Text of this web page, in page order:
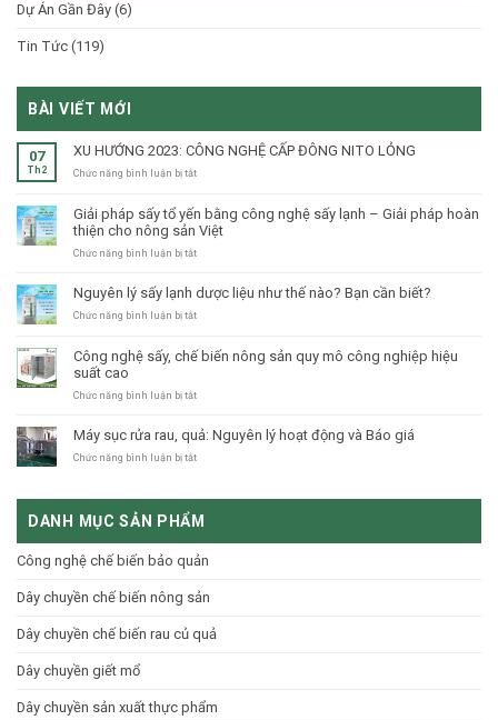
Dự Án Gần Đây (6)
Tin Tức (119)
BÀI VIẾT MỚI
07
Th2
XU HƯỚNG 2023: CÔNG NGHỆ CẤP ĐÔNG NITO LỎNG
Chức năng bình luận bị tắtở
2023:
CÔNG
NGHỆ
NITO
LỎNG
Giải pháp sấy tổ yến bằng công nghệ sấy lạnh – Giải pháp hoàn
thiện cho nông sản Việt
Chức năng bình luận bị tắtở
sấy
tổ
công
sấy
Giải
pháp
cho
nông
Nguyên lý sấy lạnh dược liệu như thế nào? Bạn cần biết?
Chức năng bình luận bị tắtở
sấy
dược
thế
nào?
biết?
Công nghệ sấy, chế biến nông sản quy mô công nghiệp hiệu
suất cao
Chức năng bình luận bị tắtở
sấy,
chế
quy
nghiệp
suất
Máy sục rửa rau, quả: Nguyên lý hoạt động và Báo giá
Chức năng bình luận bị tắtở
rau,
lý
động
Báo
giá
DANH MỤC SẢN PHẨM
Công nghệ chế biến bảo quản
Dây chuyền chế biến nông sản
Dây chuyền chế biến rau củ quả
Dây chuyền giết mổ
Dây chuyền sản xuất thực phẩm